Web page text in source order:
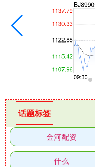
话题标签
金河配资
什么